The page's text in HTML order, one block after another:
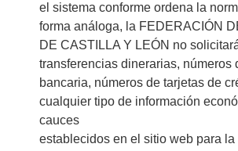
el sistema conforme ordena la
forma análoga, la FEDERACIÓN
DE CASTILLA Y LEÓN no
transferencias dinerarias, números
bancaria, números de tarjetas de
cualquier tipo de información
cauces
establecidos en el sitio web para